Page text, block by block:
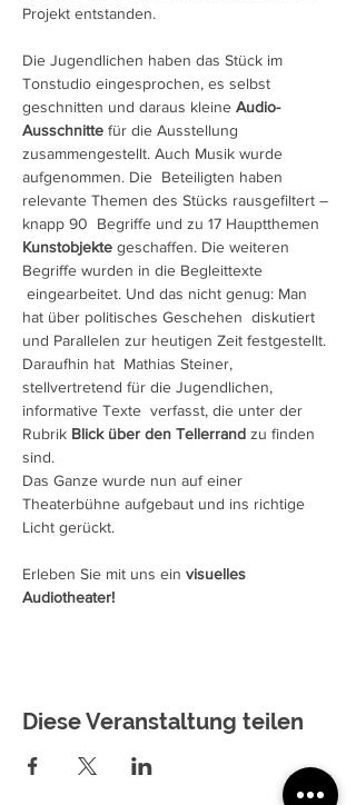
Projekt entstanden.
Die Jugendlichen haben das Stück im
Tonstudio eingesprochen, es selbst
geschnitten und daraus kleine Audio-
Ausschnitte für die Ausstellung
zusammengestellt. Auch Musik wurde
aufgenommen. Die  Beteiligten haben
relevante Themen des Stücks rausgefiltert –
knapp 90  Begriffe und zu 17 Hauptthemen
Kunstobjekte geschaffen. Die weiteren
Begriffe wurden in die Begleittexte
eingearbeitet. Und das nicht genug: Man
hat über politisches Geschehen  diskutiert
und Parallelen zur heutigen Zeit festgestellt.
Daraufhin hat  Mathias Steiner,
stellvertretend für die Jugendlichen,
informative Texte  verfasst, die unter der
Rubrik Blick über den Tellerrand zu finden
sind.
Das Ganze wurde nun auf einer
Theaterbühne aufgebaut und ins richtige
Licht gerückt.
Erleben Sie mit uns ein visuelles
Audiotheater!
Diese Veranstaltung teilen